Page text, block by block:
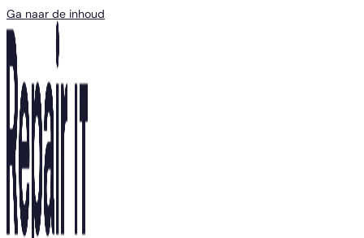
Ga naar de inhoud